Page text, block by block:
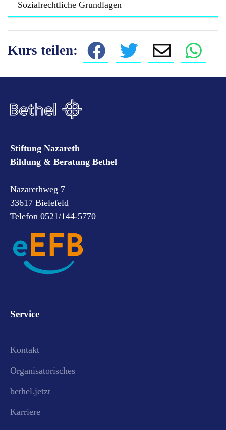
Sozialrechtliche Grundlagen
Kurs teilen:
Stiftung Nazareth
Bildung & Beratung Bethel
Nazarethweg 7
33617 Bielefeld
Telefon 0521/144-5770
Service
Kontakt
Organisatorisches
bethel.jetzt
Karriere